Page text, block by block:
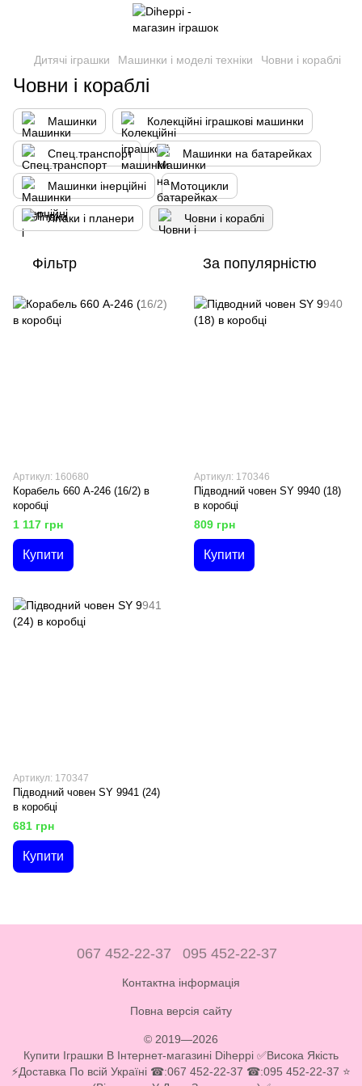
Дитячі іграшки Машинки і моделі техніки Човни і кораблі
Човни і кораблі
Машинки Колекційні іграшкові машинки
Спец.транспорт Машинки на батарейках
Машинки інерційні Мотоцикли
Літаки і планери Човни і кораблі
Фільтр За популярністю
Артикул: 160680
Корабель 660 A-246 (16/2) в
коробці
1 117 грн
Купити
Артикул: 170346
Підводний човен SY 9940 (18)
в коробці
809 грн
Купити
Артикул: 170347
Підводний човен SY 9941 (24)
в коробці
681 грн
Купити
067 452-22-37 095 452-22-37
Контактна інформація
Повна версія сайту
© 2019—2026
Купити Іграшки В Інтернет-магазині Diheppi ✅Висока Якість
⚡Доставка По всій Україні ☎:067 452-22-37 ☎:095 452-22-37 ⭐